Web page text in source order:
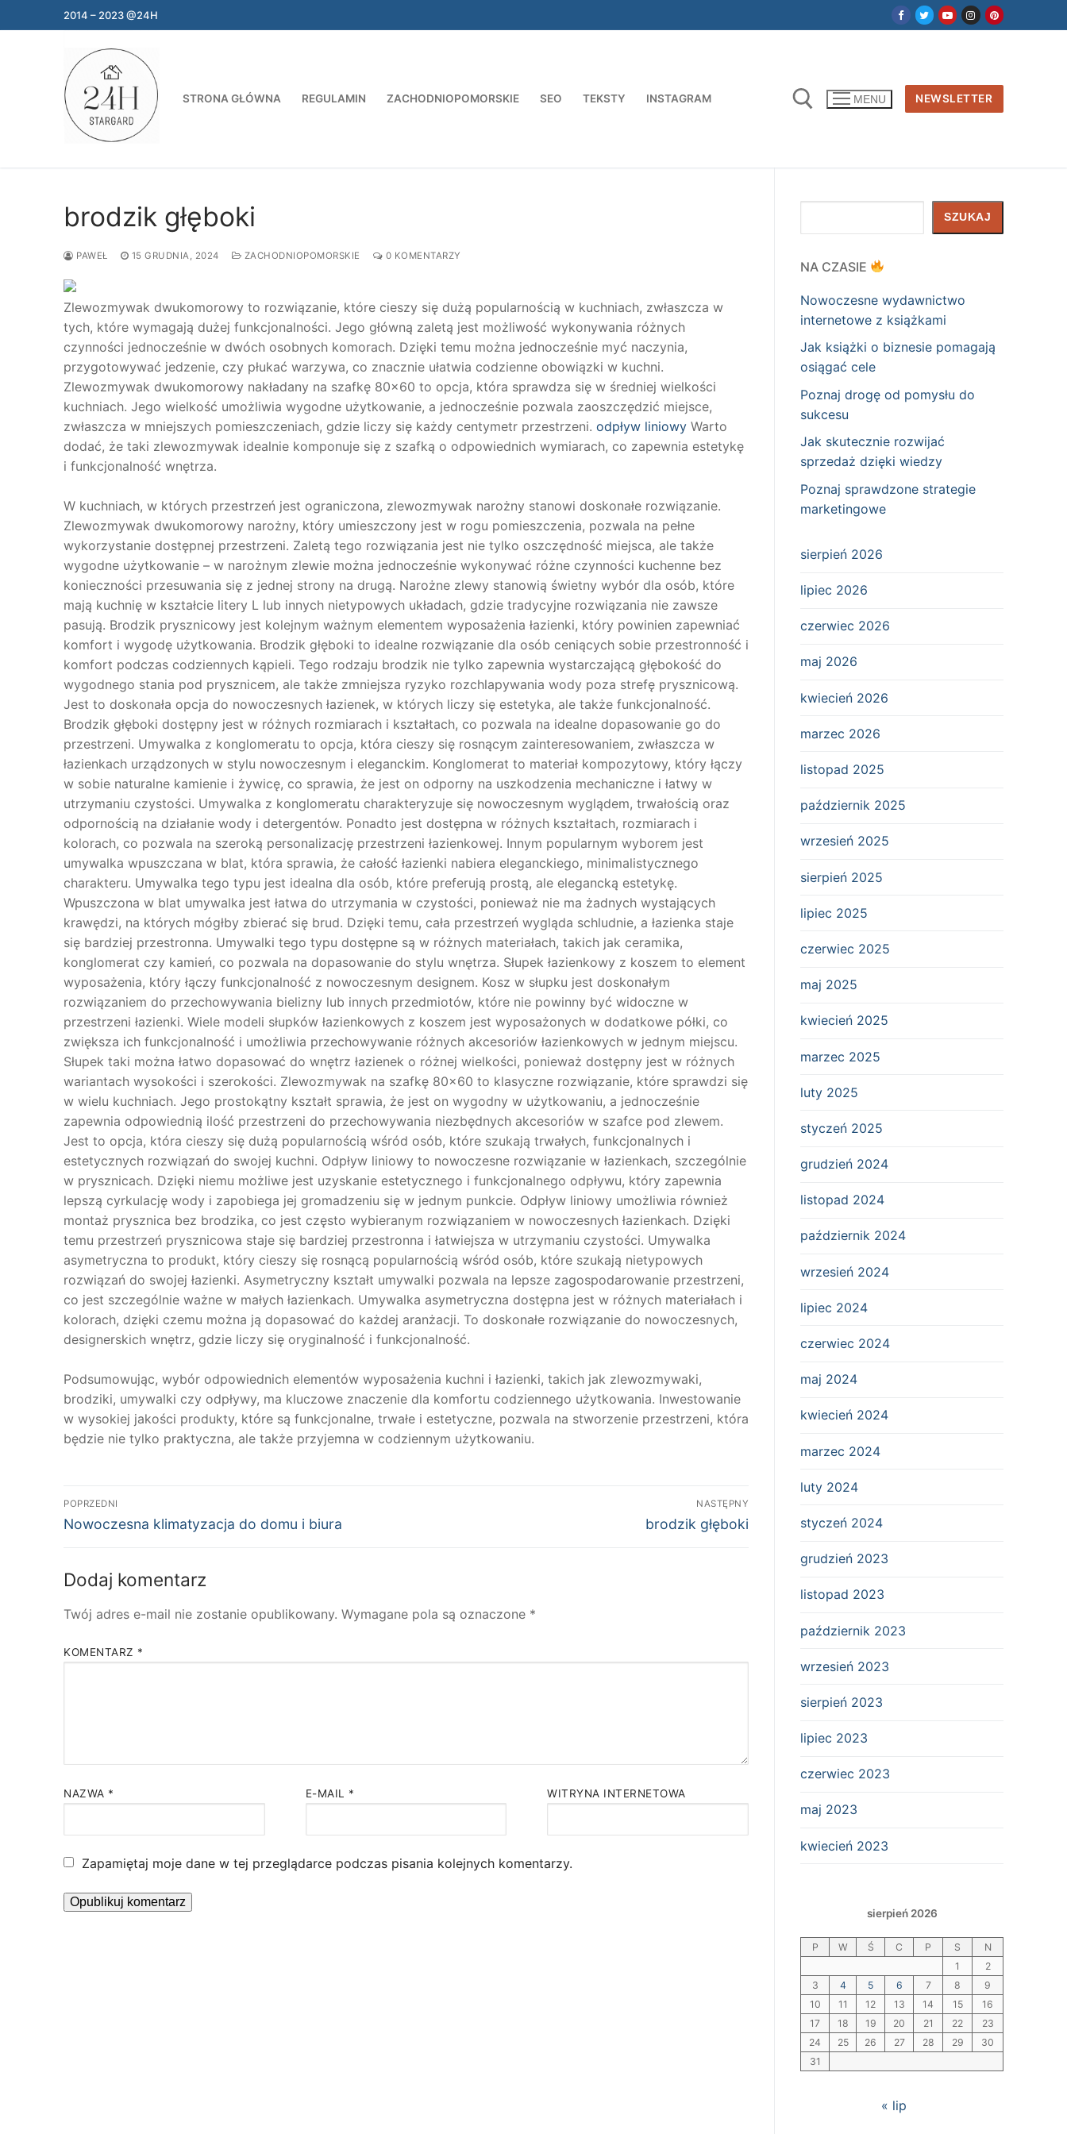
do
2014 – 2023 @24H
STRONA GŁÓWNA REGULAMIN ZACHODNIOPOMORSKIE SEO TEKSTY INSTAGRAM MENU NEWSLETTER
brodzik głęboki
PAWEŁ 15 GRUDNIA, 2024 ZACHODNIOPOMORSKIE 0 KOMENTARZY
Zlewozmywak dwukomorowy to rozwiązanie, które cieszy się dużą popularnością w kuchniach, zwłaszcza w
tych, które wymagają dużej funkcjonalności. Jego główną zaletą jest możliwość wykonywania różnych
czynności jednocześnie w dwóch osobnych komorach. Dzięki temu można jednocześnie myć naczynia,
przygotowywać jedzenie, czy płukać warzywa, co znacznie ułatwia codzienne obowiązki w kuchni.
Zlewozmywak dwukomorowy nakładany na szafkę 80×60 to opcja, która sprawdza się w średniej wielkości
kuchniach. Jego wielkość umożliwia wygodne użytkowanie, a jednocześnie pozwala zaoszczędzić miejsce,
zwłaszcza w mniejszych pomieszczeniach, gdzie liczy się każdy centymetr przestrzeni. odpływ liniowy Warto
dodać, że taki zlewozmywak idealnie komponuje się z szafką o odpowiednich wymiarach, co zapewnia estetykę
i funkcjonalność wnętrza.
W kuchniach, w których przestrzeń jest ograniczona, zlewozmywak narożny stanowi doskonałe rozwiązanie.
Zlewozmywak dwukomorowy narożny, który umieszczony jest w rogu pomieszczenia, pozwala na pełne
wykorzystanie dostępnej przestrzeni. Zaletą tego rozwiązania jest nie tylko oszczędność miejsca, ale także
wygodne użytkowanie – w narożnym zlewie można jednocześnie wykonywać różne czynności kuchenne bez
konieczności przesuwania się z jednej strony na drugą. Narożne zlewy stanowią świetny wybór dla osób, które
mają kuchnię w kształcie litery L lub innych nietypowych układach, gdzie tradycyjne rozwiązania nie zawsze
pasują. Brodzik prysznicowy jest kolejnym ważnym elementem wyposażenia łazienki, który powinien zapewniać
komfort i wygodę użytkowania. Brodzik głęboki to idealne rozwiązanie dla osób ceniących sobie przestronność i
komfort podczas codziennych kąpieli. Tego rodzaju brodzik nie tylko zapewnia wystarczającą głębokość do
wygodnego stania pod prysznicem, ale także zmniejsza ryzyko rozchlapywania wody poza strefę prysznicową.
Jest to doskonała opcja do nowoczesnych łazienek, w których liczy się estetyka, ale także funkcjonalność.
Brodzik głęboki dostępny jest w różnych rozmiarach i kształtach, co pozwala na idealne dopasowanie go do
przestrzeni. Umywalka z konglomeratu to opcja, która cieszy się rosnącym zainteresowaniem, zwłaszcza w
łazienkach urządzonych w stylu nowoczesnym i eleganckim. Konglomerat to materiał kompozytowy, który łączy
w sobie naturalne kamienie i żywicę, co sprawia, że jest on odporny na uszkodzenia mechaniczne i łatwy w
utrzymaniu czystości. Umywalka z konglomeratu charakteryzuje się nowoczesnym wyglądem, trwałością oraz
odpornością na działanie wody i detergentów. Ponadto jest dostępna w różnych kształtach, rozmiarach i
kolorach, co pozwala na szeroką personalizację przestrzeni łazienkowej. Innym popularnym wyborem jest
umywalka wpuszczana w blat, która sprawia, że całość łazienki nabiera eleganckiego, minimalistycznego
charakteru. Umywalka tego typu jest idealna dla osób, które preferują prostą, ale elegancką estetykę.
Wpuszczona w blat umywalka jest łatwa do utrzymania w czystości, ponieważ nie ma żadnych wystających
krawędzi, na których mógłby zbierać się brud. Dzięki temu, cała przestrzeń wygląda schludnie, a łazienka staje
się bardziej przestronna. Umywalki tego typu dostępne są w różnych materiałach, takich jak ceramika,
konglomerat czy kamień, co pozwala na dopasowanie do stylu wnętrza. Słupek łazienkowy z koszem to element
wyposażenia, który łączy funkcjonalność z nowoczesnym designem. Kosz w słupku jest doskonałym
rozwiązaniem do przechowywania bielizny lub innych przedmiotów, które nie powinny być widoczne w
przestrzeni łazienki. Wiele modeli słupków łazienkowych z koszem jest wyposażonych w dodatkowe półki, co
zwiększa ich funkcjonalność i umożliwia przechowywanie różnych akcesoriów łazienkowych w jednym miejscu.
Słupek taki można łatwo dopasować do wnętrz łazienek o różnej wielkości, ponieważ dostępny jest w różnych
wariantach wysokości i szerokości. Zlewozmywak na szafkę 80×60 to klasyczne rozwiązanie, które sprawdzi się
w wielu kuchniach. Jego prostokątny kształt sprawia, że jest on wygodny w użytkowaniu, a jednocześnie
zapewnia odpowiednią ilość przestrzeni do przechowywania niezbędnych akcesoriów w szafce pod zlewem.
Jest to opcja, która cieszy się dużą popularnością wśród osób, które szukają trwałych, funkcjonalnych i
estetycznych rozwiązań do swojej kuchni. Odpływ liniowy to nowoczesne rozwiązanie w łazienkach, szczególnie
w prysznicach. Dzięki niemu możliwe jest uzyskanie estetycznego i funkcjonalnego odpływu, który zapewnia
lepszą cyrkulację wody i zapobiega jej gromadzeniu się w jednym punkcie. Odpływ liniowy umożliwia również
montaż prysznica bez brodzika, co jest często wybieranym rozwiązaniem w nowoczesnych łazienkach. Dzięki
temu przestrzeń prysznicowa staje się bardziej przestronna i łatwiejsza w utrzymaniu czystości. Umywalka
asymetryczna to produkt, który cieszy się rosnącą popularnością wśród osób, które szukają nietypowych
rozwiązań do swojej łazienki. Asymetryczny kształt umywalki pozwala na lepsze zagospodarowanie przestrzeni,
co jest szczególnie ważne w małych łazienkach. Umywalka asymetryczna dostępna jest w różnych materiałach i
kolorach, dzięki czemu można ją dopasować do każdej aranżacji. To doskonałe rozwiązanie do nowoczesnych,
designerskich wnętrz, gdzie liczy się oryginalność i funkcjonalność.
Podsumowując, wybór odpowiednich elementów wyposażenia kuchni i łazienki, takich jak zlewozmywaki,
brodziki, umywalki czy odpływy, ma kluczowe znaczenie dla komfortu codziennego użytkowania. Inwestowanie
w wysokiej jakości produkty, które są funkcjonalne, trwałe i estetyczne, pozwala na stworzenie przestrzeni, która
będzie nie tylko praktyczna, ale także przyjemna w codziennym użytkowaniu.
Nawigacja
wpisu
POPRZEDNI
Poprzedni
Nowoczesna klimatyzacja do domu i biura
NASTĘPNY
Następny
brodzik głęboki
Dodaj komentarz
Twój adres e-mail nie zostanie opublikowany. Wymagane pola są oznaczone *
KOMENTARZ *
NAZWA * E-MAIL * WITRYNA INTERNETOWA
Zapamiętaj moje dane w tej przeglądarce podczas pisania kolejnych komentarzy.
SZUKAJ
NA CZASIE
Nowoczesne wydawnictwo
internetowe z książkami
Jak książki o biznesie pomagają
osiągać cele
Poznaj drogę od pomysłu do
sukcesu
Jak skutecznie rozwijać
sprzedaż dzięki wiedzy
Poznaj sprawdzone strategie
marketingowe
sierpień 2026
lipiec 2026
czerwiec 2026
maj 2026
kwiecień 2026
marzec 2026
listopad 2025
październik 2025
wrzesień 2025
sierpień 2025
lipiec 2025
czerwiec 2025
maj 2025
kwiecień 2025
marzec 2025
luty 2025
styczeń 2025
grudzień 2024
listopad 2024
październik 2024
wrzesień 2024
lipiec 2024
czerwiec 2024
maj 2024
kwiecień 2024
marzec 2024
luty 2024
styczeń 2024
grudzień 2023
listopad 2023
październik 2023
wrzesień 2023
sierpień 2023
lipiec 2023
czerwiec 2023
maj 2023
kwiecień 2023
sierpień 2026
P W Ś C P S
N
1
2
3
4 5 6 7 8
9
10
11 12 13 14 15
16
17
18 19 20 21 22
23
24
25 26 27 28 29
30
31
« lip